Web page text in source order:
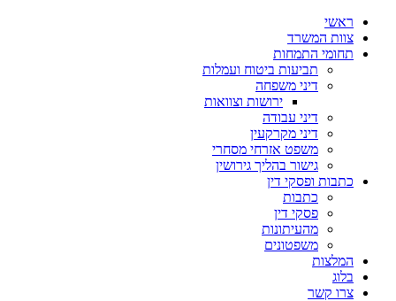
ראשי
צוות המשרד
תחומי התמחות
תביעות ביטוח ועמלות
דיני משפחה
ירושות וצוואות
דיני עבודה
דיני מקרקעין
משפט אזרחי מסחרי
גישור בהליך גירושין
כתבות ופסקי דין
כתבות
פסקי דין
מהעיתונות
משפטונים
המלצות
בלוג
צרו קשר